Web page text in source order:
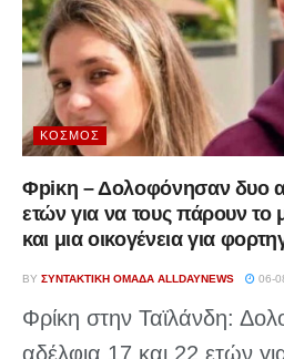
ΚΌΣΜΟΣ
Φpiκη – Δολοφόνησαν δυο
ετών για να τους πάρουν το
και μια οικογένεια για
BY ΣΥΝΤΑΚΤΙΚΉ ΟΜΆΔΑ ALLDAYNEWS 06-
Φρίκη στην Ταϊλάνδη:
αδέλφια 17 και 22 ετών